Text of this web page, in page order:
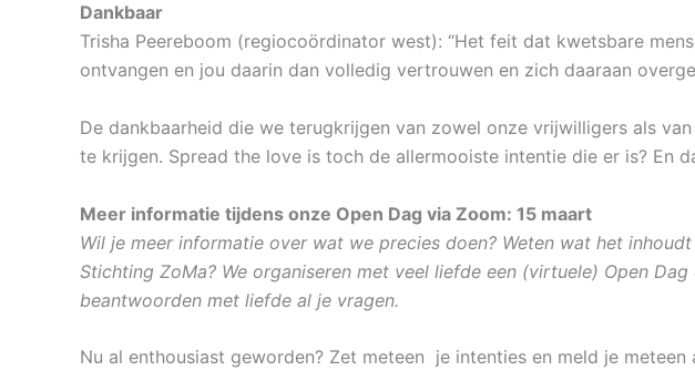
Dankbaar
Trisha Peereboom (regiocoördinator west): “Het feit dat kwetsbare
ontvangen en jou daarin dan volledig vertrouwen en zich daaraan
De dankbaarheid die we terugkrijgen van zowel onze vrijwilligers als
te krijgen. Spread the love is toch de allermooiste intentie die er is? En
Meer informatie tijdens onze Open Dag via Zoom: 15 maart
Wil je meer informatie over wat we precies doen? Weten wat het
Stichting ZoMa? We organiseren met veel liefde een (virtuele) Open Dag
beantwoorden met liefde al je vragen.
Nu al enthousiast geworden? Zet meteen je intenties en meld je meteen